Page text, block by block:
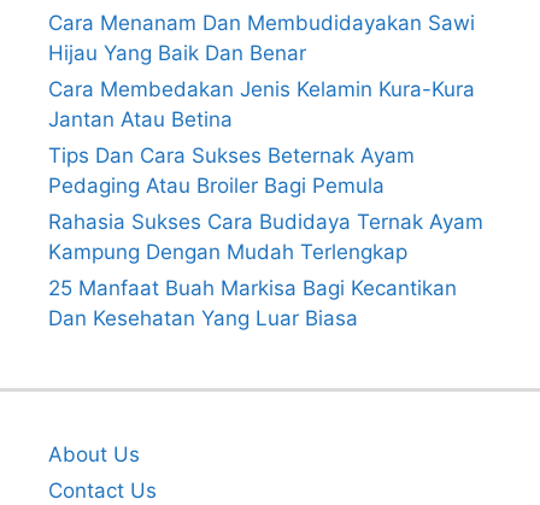
Cara Menanam Dan Membudidayakan Sawi
Hijau Yang Baik Dan Benar
Cara Membedakan Jenis Kelamin Kura-Kura
Jantan Atau Betina
Tips Dan Cara Sukses Beternak Ayam
Pedaging Atau Broiler Bagi Pemula
Rahasia Sukses Cara Budidaya Ternak Ayam
Kampung Dengan Mudah Terlengkap
25 Manfaat Buah Markisa Bagi Kecantikan
Dan Kesehatan Yang Luar Biasa
About Us
Contact Us